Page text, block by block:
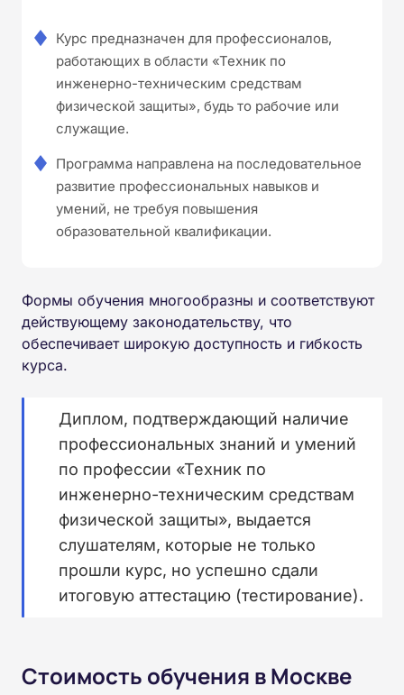
Курс предназначен для профессионалов,
работающих в области «Техник по
инженерно-техническим средствам
физической защиты», будь то рабочие или
служащие.
Программа направлена на последовательное
развитие профессиональных навыков и
умений, не требуя повышения
образовательной квалификации.
Формы обучения многообразны и соответствуют
действующему законодательству, что
обеспечивает широкую доступность и гибкость
курса.
Диплом, подтверждающий наличие
профессиональных знаний и умений
по профессии «Техник по
инженерно-техническим средствам
физической защиты», выдается
слушателям, которые не только
прошли курс, но успешно сдали
итоговую аттестацию (тестирование).
Стоимость обучения в Москве